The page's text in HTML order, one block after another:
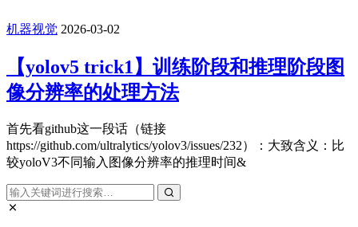
机器视觉 2026-03-02
【yolov5 trick1】训练阶段和推理阶段图
像分辨率的处理方法
首先看github这一段话（链接
https://github.com/ultralytics/yolov3/issues/232）：大致含义：比
较yoloV3不同输入图像分辨率的推理时间&